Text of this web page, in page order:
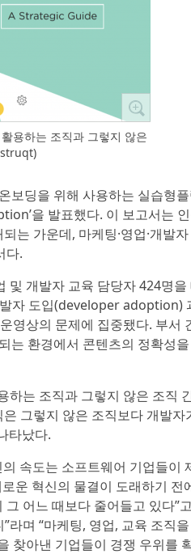
용하는 조직과 그렇지 않은
보딩을 위해 사용하는 실습형플
을 발표했다. 이 보고서는
는 가운데, 마케팅·영업·개발자
다.
및 개발자 교육 담당자 424명을
자 도입(developer adoption)
영상의 문제에 집중됐다. 부서
는 환경에서 콘텐츠의 정확성
는 조직과 그렇지 않은 조직
그렇지 않은 조직보다 개발자
타났다.
속도는 소프트웨어 기업들이
운 혁신의 물결이 도래하기 전
어느 때보다 줄어들고 있다”
라며 “마케팅, 영업, 교육 조직
찾아낸 기업들이 경쟁 우위를